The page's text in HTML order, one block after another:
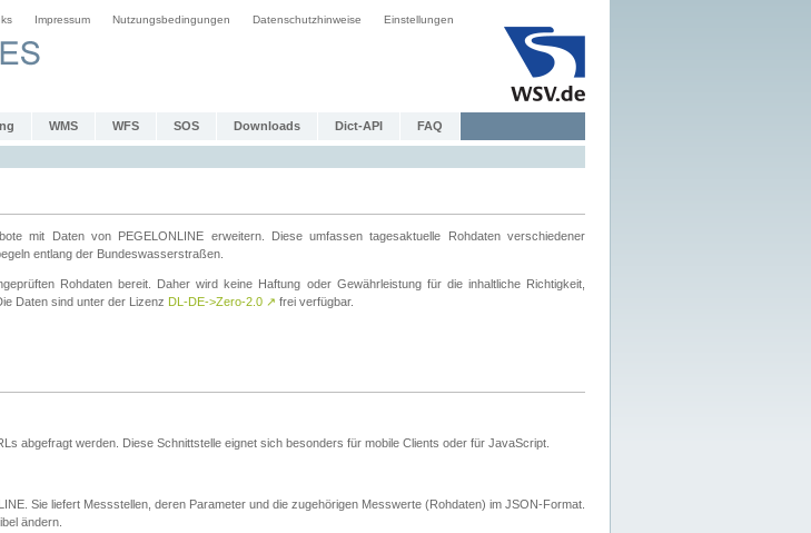
Impressum Nutzungsbedingungen Datenschutzhinweise Einstellungen
WMS WFS SOS Downloads Dict-API FAQ
mit Daten von PEGELONLINE erweitern. Diese umfassen tagesaktuelle Rohdaten verschiedener
entlang der Bundeswasserstraßen.
Rohdaten bereit. Daher wird keine Haftung oder Gewährleistung für die inhaltliche Richtigkeit,
Daten sind unter der Lizenz DL-DE->Zero-2.0 ↗ frei verfügbar.
abgefragt werden. Diese Schnittstelle eignet sich besonders für mobile Clients oder für JavaScript.
Sie liefert Messstellen, deren Parameter und die zugehörigen Messwerte (Rohdaten) im JSON-Format.
ändern.